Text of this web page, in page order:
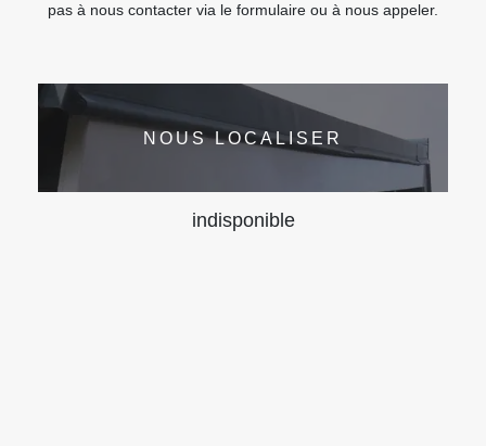
pas à nous contacter via le formulaire ou à nous appeler.
NOUS LOCALISER
indisponible